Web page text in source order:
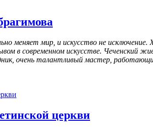
меняет мир, и искусство не
в современном искусстве. Чеченский
очень талантливый мастер,
церкви